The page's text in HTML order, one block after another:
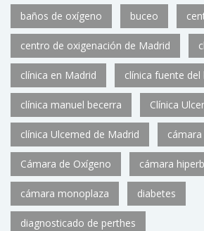
baños de oxígeno buceo
centro de oxigenación de Madrid
clínica en Madrid clínica fuente del
clínica manuel becerra Clínica
clínica Ulcemed de Madrid
Cámara de Oxígeno cámara
cámara monoplaza diabetes
diagnosticado de perthes